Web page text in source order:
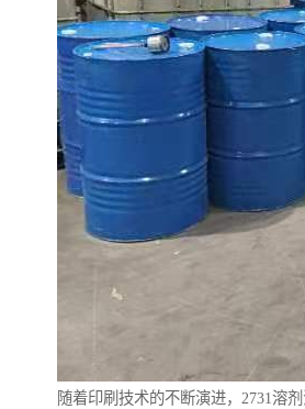
随着印刷技术的不断演进，2731溶